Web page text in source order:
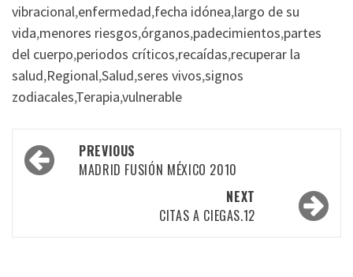
vibracional,enfermedad,fecha idónea,largo de su
vida,menores riesgos,órganos,padecimientos,partes
del cuerpo,periodos críticos,recaídas,recuperar la
salud,Regional,Salud,seres vivos,signos
zodiacales,Terapia,vulnerable
Post
navigation
PREVIOUS
MADRID FUSIÓN MÉXICO 2010
NEXT
CITAS A CIEGAS.12